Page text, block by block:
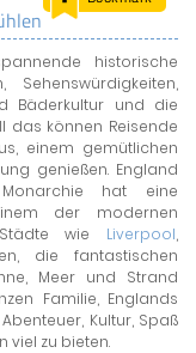
historische
Bäderkultur und die
das können Reisende
einem gemütlichen
genießen. England
hat eine
der modernen
wie Liverpool,
die fantastischen
Meer und Strand
Familie, Englands
Kultur, Spaß
viel zu bieten.